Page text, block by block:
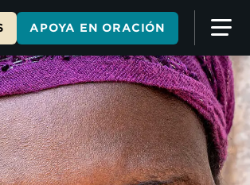
APOYA EN ORACIÓN